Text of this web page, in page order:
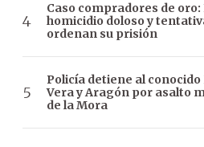
Caso compradores de
homicidio doloso y
ordenan su prisión
Policía detiene al
Vera y Aragón por asalto
de la Mora